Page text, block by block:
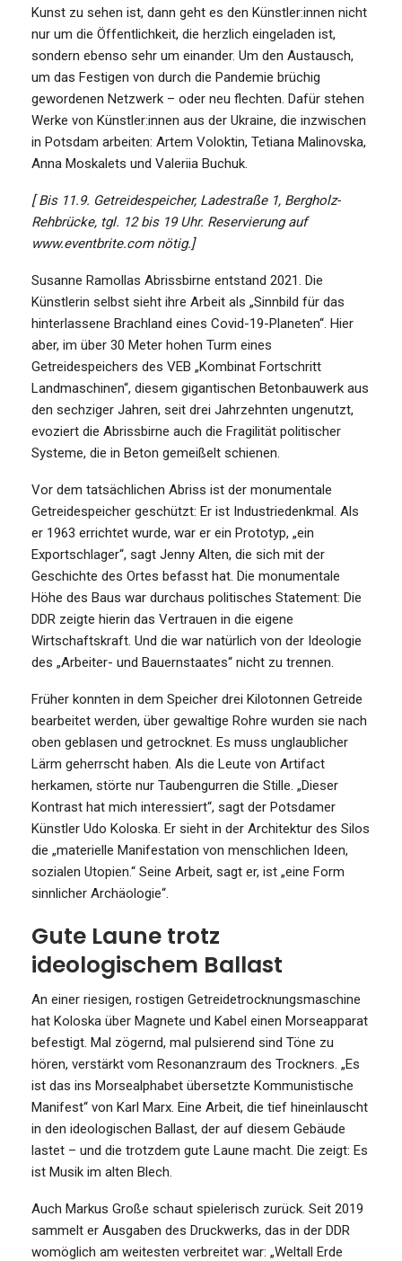
Kunst zu sehen ist, dann geht es den Künstler:innen nicht
nur um die Öffentlichkeit, die herzlich eingeladen ist,
sondern ebenso sehr um einander. Um den Austausch,
um das Festigen von durch die Pandemie brüchig
gewordenen Netzwerk – oder neu flechten. Dafür stehen
Werke von Künstler:innen aus der Ukraine, die inzwischen
in Potsdam arbeiten: Artem Voloktin, Tetiana Malinovska,
Anna Moskalets und Valeriia Buchuk.
[ Bis 11.9. Getreidespeicher, Ladestraße 1, Bergholz-
Rehbrücke, tgl. 12 bis 19 Uhr. Reservierung auf
www.eventbrite.com nötig.]
Susanne Ramollas Abrissbirne entstand 2021. Die
Künstlerin selbst sieht ihre Arbeit als „Sinnbild für das
hinterlassene Brachland eines Covid-19-Planeten“. Hier
aber, im über 30 Meter hohen Turm eines
Getreidespeichers des VEB „Kombinat Fortschritt
Landmaschinen“, diesem gigantischen Betonbauwerk aus
den sechziger Jahren, seit drei Jahrzehnten ungenutzt,
evoziert die Abrissbirne auch die Fragilität politischer
Systeme, die in Beton gemeißelt schienen.
Vor dem tatsächlichen Abriss ist der monumentale
Getreidespeicher geschützt: Er ist Industriedenkmal. Als
er 1963 errichtet wurde, war er ein Prototyp, „ein
Exportschlager“, sagt Jenny Alten, die sich mit der
Geschichte des Ortes befasst hat. Die monumentale
Höhe des Baus war durchaus politisches Statement: Die
DDR zeigte hierin das Vertrauen in die eigene
Wirtschaftskraft. Und die war natürlich von der Ideologie
des „Arbeiter- und Bauernstaates“ nicht zu trennen.
Früher konnten in dem Speicher drei Kilotonnen Getreide
bearbeitet werden, über gewaltige Rohre wurden sie nach
oben geblasen und getrocknet. Es muss unglaublicher
Lärm geherrscht haben. Als die Leute von Artifact
herkamen, störte nur Taubengurren die Stille. „Dieser
Kontrast hat mich interessiert“, sagt der Potsdamer
Künstler Udo Koloska. Er sieht in der Architektur des Silos
die „materielle Manifestation von menschlichen Ideen,
sozialen Utopien.“ Seine Arbeit, sagt er, ist „eine Form
sinnlicher Archäologie“.
Gute Laune trotz
ideologischem Ballast
An einer riesigen, rostigen Getreidetrocknungsmaschine
hat Koloska über Magnete und Kabel einen Morseapparat
befestigt. Mal zögernd, mal pulsierend sind Töne zu
hören, verstärkt vom Resonanzraum des Trockners. „Es
ist das ins Morsealphabet übersetzte Kommunistische
Manifest“ von Karl Marx. Eine Arbeit, die tief hineinlauscht
in den ideologischen Ballast, der auf diesem Gebäude
lastet – und die trotzdem gute Laune macht. Die zeigt: Es
ist Musik im alten Blech.
Auch Markus Große schaut spielerisch zurück. Seit 2019
sammelt er Ausgaben des Druckwerks, das in der DDR
womöglich am weitesten verbreitet war: „Weltall Erde